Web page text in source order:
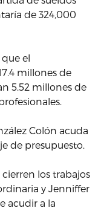
de 324,000
el
millones de
5.52 millones de
Colón acuda
de presupuesto.
cierren los trabajos
y Jenniffer
acudir a la